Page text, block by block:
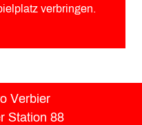
verbringen.
Verbier
Station 88